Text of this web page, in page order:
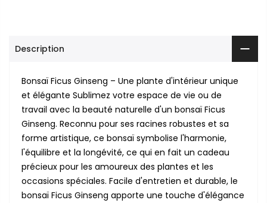
Description
Bonsaï Ficus Ginseng – Une plante d'intérieur unique
et élégante Sublimez votre espace de vie ou de
travail avec la beauté naturelle d'un bonsaï Ficus
Ginseng. Reconnu pour ses racines robustes et sa
forme artistique, ce bonsaï symbolise l'harmonie,
l'équilibre et la longévité, ce qui en fait un cadeau
précieux pour les amoureux des plantes et les
occasions spéciales. Facile d'entretien et durable, le
bonsaï Ficus Ginseng apporte une touche d'élégance